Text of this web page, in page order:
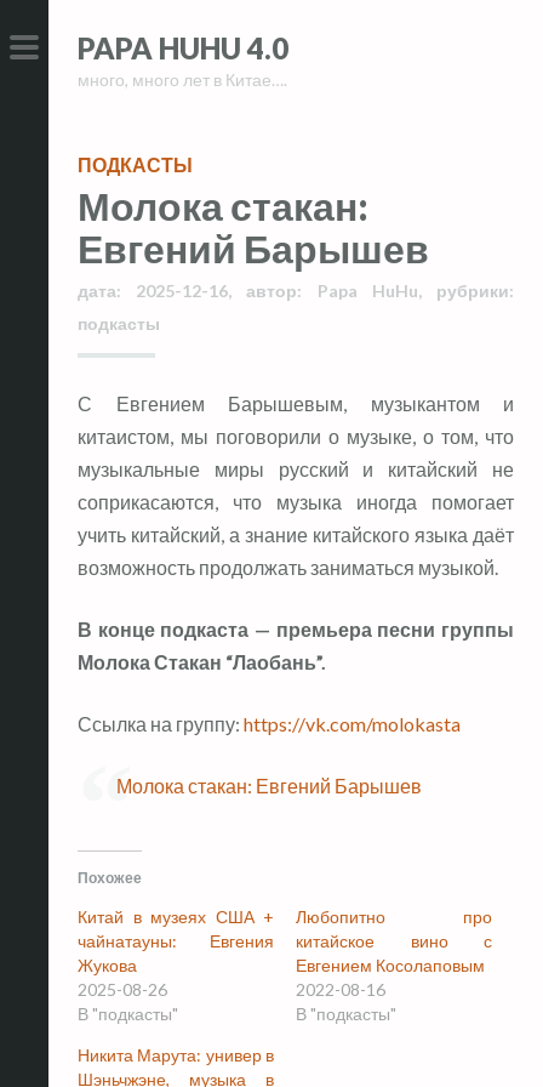
to
PRIMARY
to
PAPA HUHU 4.0
много, много лет в Китае….
ПОДКАСТЫ
Молока стакан:
Евгений Барышев
дата: 2025-12-16, автор: Papa HuHu,рубрики:
подкасты
С Евгением Барышевым, музыкантом и
китаистом, мы поговорили о музыке, о том, что
музыкальные миры русский и китайский не
соприкасаются, что музыка иногда помогает
учить китайский, а знание китайского языка даёт
возможность продолжать заниматься музыкой.
В конце подкаста — премьера песни группы
Молока Стакан “Лаобань”.
Ссылка на группу: https://vk.com/molokasta
Молока стакан: Евгений Барышев
Похожее
Китай в музеях США +
чайнатауны: Евгения
Жукова
2025-08-26
В "подкасты"
Любопитно про
китайское вино с
Евгением Косолаповым
2022-08-16
В "подкасты"
Никита Марута: универ в
Шэньчжэне, музыка в